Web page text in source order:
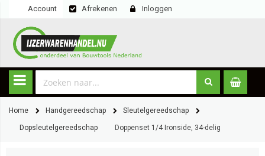
Account Afrekenen Inloggen
Home Handgereedschap Sleutelgereedschap
Dopsleutelgereedschap Doppenset 1/4 Ironside, 34-delig